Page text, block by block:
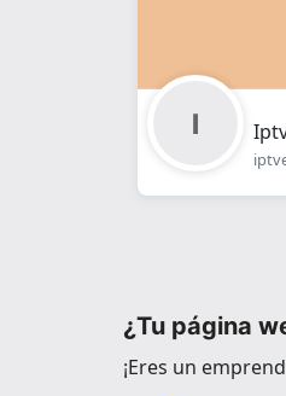
¿Tu página
¡Eres un